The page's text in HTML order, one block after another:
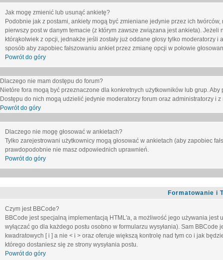
Jak mogę zmienić lub usunąć ankietę?
Podobnie jak z postami, ankiety mogą być zmieniane jedynie przez ich
pierwszy post w danym temacie (z którym zawsze związana jest ankieta).
którąkolwiek z opcji, jednakże jeśli zostały już oddane głosy tylko
sposób aby zapobiec fałszowaniu ankiet przez zmianę opcji w połowie
Powrót do góry
Dlaczego nie mam dostępu do forum?
Nietóre fora mogą być przeznaczone dla konkretnych użytkowników lub grup.
Dostępu do nich mogą udzielić jedynie moderatorzy forum oraz administratorzy i
Powrót do góry
Dlaczego nie mogę głosować w ankietach?
Tylko zarejestrowani użytkownicy mogą głosować w ankietach (aby zapobiec
prawdopodobnie nie masz odpowiednich uprawnień.
Powrót do góry
Formatowanie i
Czym jest BBCode?
BBCode jest specjalną implementacją HTML'a, a możliwość jego używania
wyłączać go dla każdego postu osobno w formularzu wysyłania). Sam
kwadratowych [ i ] a nie < i > oraz oferuje większą kontrolę nad tym co i jak
którego dostaniesz się ze strony wysyłania postu.
Powrót do góry